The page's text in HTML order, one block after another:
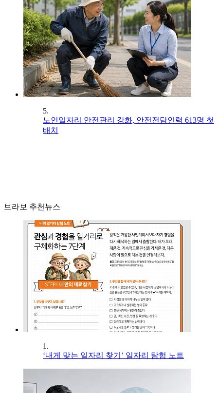
5.
노인일자리 안전관리 강화, 안전전담인력 613명 첫
배치
브라보 추천뉴스
1.
‘내게 맞는 일자리 찾기’ 일자리 탐험 노트